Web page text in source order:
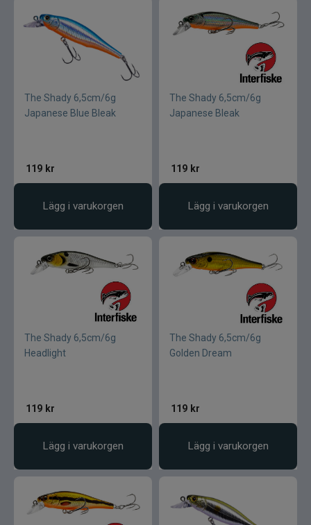
The Shady 6,5cm/6g
Japanese Blue Bleak
119 kr
Lägg i varukorgen
The Shady 6,5cm/6g
Japanese Bleak
119 kr
Lägg i varukorgen
The Shady 6,5cm/6g
Headlight
119 kr
Lägg i varukorgen
The Shady 6,5cm/6g
Golden Dream
119 kr
Lägg i varukorgen